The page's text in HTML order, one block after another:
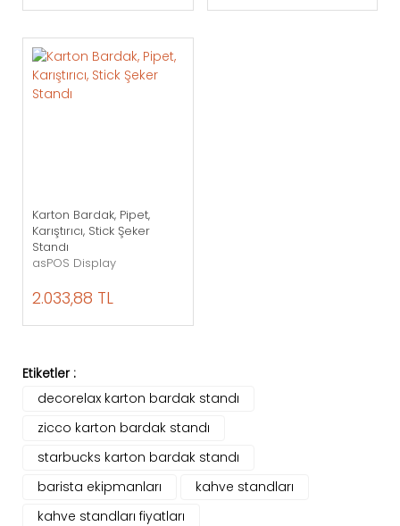
Karton Bardak, Pipet,
Karıştırıcı, Stick Şeker
Standı
asPOS Display
2.033,88 TL
Etiketler :
decorelax karton bardak standı
zicco karton bardak standı
starbucks karton bardak standı
barista ekipmanları
kahve standları
kahve standları fiyatları